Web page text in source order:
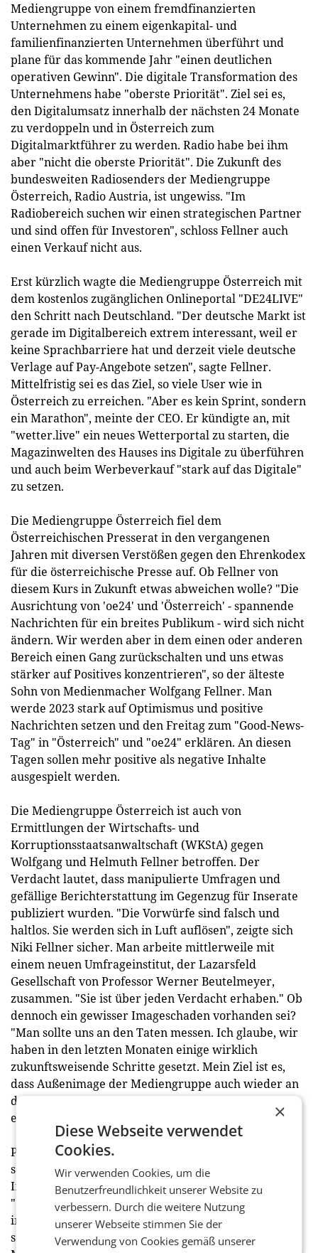
Mediengruppe von einem fremdfinanzierten
Unternehmen zu einem eigenkapital- und
familienfinanzierten Unternehmen überführt und
plane für das kommende Jahr "einen deutlichen
operativen Gewinn". Die digitale Transformation des
Unternehmens habe "oberste Priorität". Ziel sei es,
den Digitalumsatz innerhalb der nächsten 24 Monate
zu verdoppeln und in Österreich zum
Digitalmarktführer zu werden. Radio habe bei ihm
aber "nicht die oberste Priorität". Die Zukunft des
bundesweiten Radiosenders der Mediengruppe
Österreich, Radio Austria, ist ungewiss. "Im
Radiobereich suchen wir einen strategischen Partner
und sind offen für Investoren", schloss Fellner auch
einen Verkauf nicht aus.
Erst kürzlich wagte die Mediengruppe Österreich mit
dem kostenlos zugänglichen Onlineportal "DE24LIVE"
den Schritt nach Deutschland. "Der deutsche Markt ist
gerade im Digitalbereich extrem interessant, weil er
keine Sprachbarriere hat und derzeit viele deutsche
Verlage auf Pay-Angebote setzen", sagte Fellner.
Mittelfristig sei es das Ziel, so viele User wie in
Österreich zu erreichen. "Aber es kein Sprint, sondern
ein Marathon", meinte der CEO. Er kündigte an, mit
"wetter.live" ein neues Wetterportal zu starten, die
Magazinwelten des Hauses ins Digitale zu überführen
und auch beim Werbeverkauf "stark auf das Digitale"
zu setzen.
Die Mediengruppe Österreich fiel dem
Österreichischen Presserat in den vergangenen
Jahren mit diversen Verstößen gegen den Ehrenkodex
für die österreichische Presse auf. Ob Fellner von
diesem Kurs in Zukunft etwas abweichen wolle? "Die
Ausrichtung von 'oe24' und 'Österreich' - spannende
Nachrichten für ein breites Publikum - wird sich nicht
ändern. Wir werden aber in dem einen oder anderen
Bereich einen Gang zurückschalten und uns etwas
stärker auf Positives konzentrieren", so der älteste
Sohn von Medienmacher Wolfgang Fellner. Man
werde 2023 stark auf Optimismus und positive
Nachrichten setzen und den Freitag zum "Good-News-
Tag" in "Österreich" und "oe24" erklären. An diesen
Tagen sollen mehr positive als negative Inhalte
ausgespielt werden.
Die Mediengruppe Österreich ist auch von
Ermittlungen der Wirtschafts- und
Korruptionsstaatsanwaltschaft (WKStA) gegen
Wolfgang und Helmuth Fellner betroffen. Der
Verdacht lautet, dass manipulierte Umfragen und
gefällige Berichterstattung im Gegenzug für Inserate
publiziert wurden. "Die Vorwürfe sind falsch und
haltlos. Sie werden sich in Luft auflösen", zeigte sich
Niki Fellner sicher. Man arbeite mittlerweile mit
einem neuen Umfrageinstitut, der Lazarsfeld
Gesellschaft von Professor Werner Beutelmeyer,
zusammen. "Sie ist über jeden Verdacht erhaben." Ob
dennoch ein gewisser Imageschaden vorhanden sei?
"Man sollte uns an den Taten messen. Ich glaube, wir
haben in den letzten Monaten einige wirklich
zukunftsweisende Schritte gesetzt. Mein Ziel ist es,
dass Außenimage der Mediengruppe auch wieder an
das Innenbild anzunähern. Wir haben hier ganz viele
engagierte Mitarbeiter, die einen tollen Job machen."
Prinzipiell trete er gegen "Inseratenbashing" auf. Es
sei nichts Unanständiges für ein Medium Anzeigen,
Inserate oder Werbespots zu verkaufen, so Fellner.
"Man sollte aufhören, sich hier gegenseitig den Dolch
in den Rücken zu stoßen. Unsere wahren Gegner
sitzen im Silicon Valley. Mein Angebot an den
×
Diese Webseite verwendet
Cookies.
Wir verwenden Cookies, um die
Benutzerfreundlichkeit unserer Website zu
verbessern. Durch die weitere Nutzung
unserer Webseite stimmen Sie der
Verwendung von Cookies gemäß unserer